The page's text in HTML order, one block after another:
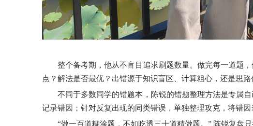
整个备考期，他从不盲目追求刷题数量。做完每一道题
点？解法是否最优？出错源于知识盲区、计算粗心，还是思路
不同于多数同学的错题本，陈锐的错题整理方法是专属
记录错因；针对反复出现的同类错误，单独整理攻克，将错因
“做一百道糊涂题，不如吃透三十道精做题。” 陈锐复盘